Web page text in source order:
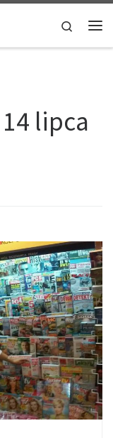
Search
14 lipca